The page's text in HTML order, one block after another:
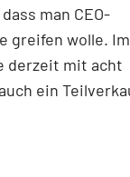
man CEO-
greifen wolle. Im
derzeit mit acht
ein